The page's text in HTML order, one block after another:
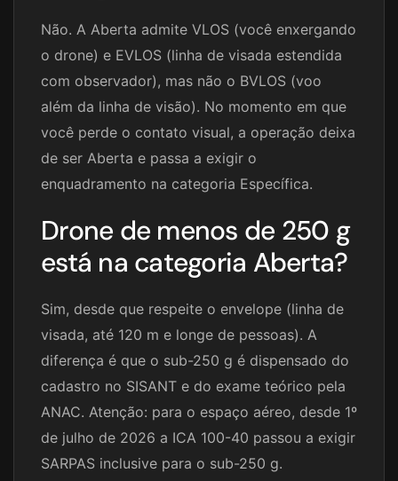
Não. A Aberta admite VLOS (você enxergando
o drone) e EVLOS (linha de visada estendida
com observador), mas não o BVLOS (voo
além da linha de visão). No momento em que
você perde o contato visual, a operação deixa
de ser Aberta e passa a exigir o
enquadramento na categoria Específica.
Drone de menos de 250 g
está na categoria Aberta?
Sim, desde que respeite o envelope (linha de
visada, até 120 m e longe de pessoas). A
diferença é que o sub-250 g é dispensado do
cadastro no SISANT e do exame teórico pela
ANAC. Atenção: para o espaço aéreo, desde 1º
de julho de 2026 a ICA 100-40 passou a exigir
SARPAS inclusive para o sub-250 g.